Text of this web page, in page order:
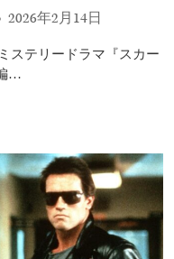
2026年2月14日
ステリードラマ『スカー
…